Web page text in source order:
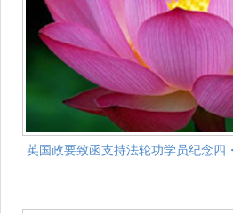
英国政要致函支持法轮功学员纪念四